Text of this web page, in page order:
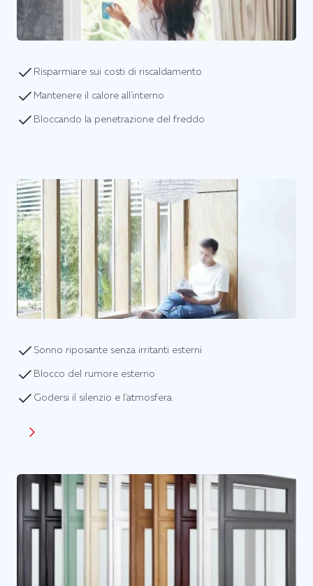
Risparmiare sui costi di riscaldamento
Mantenere il calore all'interno
Bloccando la penetrazione del freddo
Sonno riposante senza irritanti esterni
Blocco del rumore esterno
Godersi il silenzio e l'atmosfera